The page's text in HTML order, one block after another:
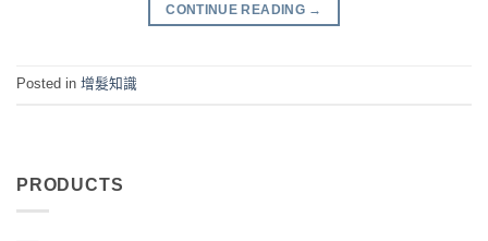
CONTINUE READING →
Posted in 增髮知識
PRODUCTS